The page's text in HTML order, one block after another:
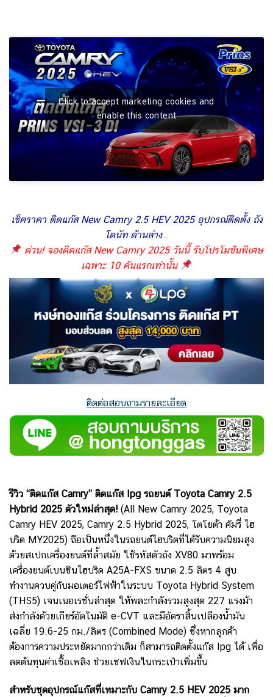
Click to accept marketing cookies and
enable this content
เช็คราคา ติดแก๊ส New Camry 2.5 HEV 2025 อุปกรณ์ติดตั้ง ถัง
โดนัท ด้านล่าง…
ด่วน! จองติดแก๊ส New Camry 2025 วันนี้ รับโปรโมชันพิเศษ
เฉพาะ 10 คันแรกเท่านั้น
ติดต่อสอบถามรายละเอียด
รีวิว “ติดแก๊ส Camry” ติดแก๊ส lpg รถยนต์ Toyota Camry 2.5
Hybrid 2025 ตัวใหม่ล่าสุด! (All New Camry 2025, Toyota
Camry HEV 2025, Camry 2.5 Hybrid 2025, โตโยต้า คัมรี่ ไฮ
บริด MY2025) ถือเป็นหนึ่งในรถยนต์ไฮบริดที่ได้รับความนิยมสูง
ด้วยสเปกเครื่องยนต์ที่ล้ำสมัย ใช้รหัสตัวถัง XV80 มาพร้อม
เครื่องยนต์เบนซินไฮบริด A25A-FXS ขนาด 2.5 ลิตร 4 สูบ
ทำงานควบคู่กับมอเตอร์ไฟฟ้าในระบบ Toyota Hybrid System
(THS5) เจนเนอเรชั่นล่าสุด ให้พละกำลังรวมสูงสุด 227 แรงม้า
ส่งกำลังด้วยเกียร์อัตโนมัติ e-CVT และมีอัตราสิ้นเปลืองน้ำมัน
เฉลี่ย 19.6-25 กม./ลิตร (Combined Mode) ซึ่งหากลูกค้า
ต้องการความประหยัดมากกว่าเดิม ก็สามารถติดตั้งแก๊ส lpg ได้ เพื่อ
ลดต้นทุนค่าเชื้อเพลิง ช่วยเซฟเงินในกระเป๋าเพิ่มขึ้น
สำหรับชุดอุปกรณ์แก๊สที่เหมาะกับ Camry 2.5 HEV 2025 มาก